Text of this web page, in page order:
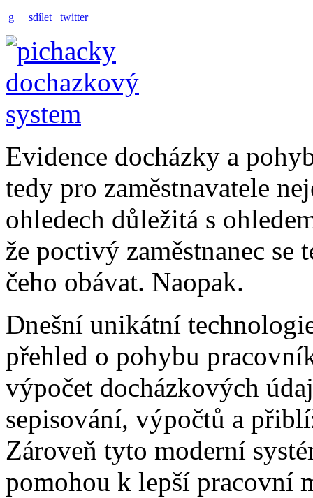
g+ sdílet twitter
Evidence docházky a
tedy pro zaměstnavatele
ohledech důležitá s
že poctivý zaměstnanec se
čeho obávat. Naopak.
Dnešní unikátní
přehled o pohybu
výpočet docházkových
sepisování, výpočtů a
Zároveň tyto moderní
pomohou k lepší pracovní